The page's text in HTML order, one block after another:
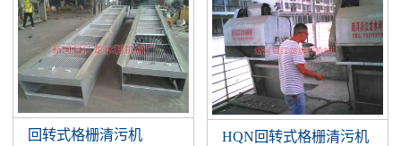
回转式格栅清污机 HQN回转式格栅清污机